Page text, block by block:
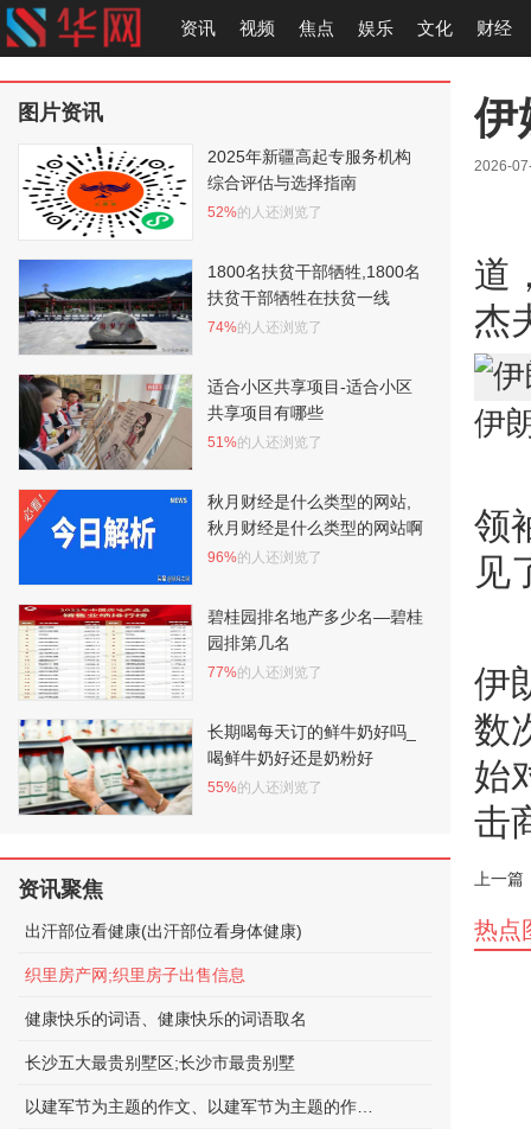
资讯 视频 焦点 娱乐 文化 财经
伊
2026-
道
杰
伊
领
见
伊
数
始
击
上一篇
图片资讯
2025年新疆高起专服务机构
综合评估与选择指南
52%的人还浏览了
1800名扶贫干部牺牲,1800名
扶贫干部牺牲在扶贫一线
74%的人还浏览了
适合小区共享项目-适合小区
共享项目有哪些
51%的人还浏览了
秋月财经是什么类型的网站,
秋月财经是什么类型的网站啊
96%的人还浏览了
碧桂园排名地产多少名—碧桂
园排第几名
77%的人还浏览了
长期喝每天订的鲜牛奶好吗_
喝鲜牛奶好还是奶粉好
55%的人还浏览了
资讯聚焦
出汗部位看健康(出汗部位看身体健康)
织里房产网;织里房子出售信息
健康快乐的词语、健康快乐的词语取名
长沙五大最贵别墅区;长沙市最贵别墅
热点